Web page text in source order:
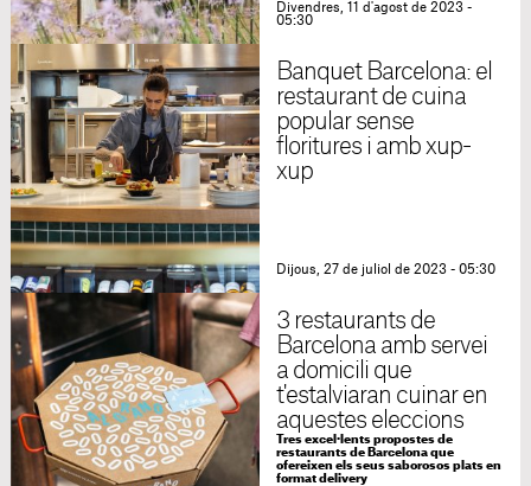
Divendres, 11 d'agost de 2023 -
05:30
Banquet Barcelona: el
restaurant de cuina
popular sense
floritures i amb xup-
xup
Dijous, 27 de juliol de 2023 - 05:30
3 restaurants de
Barcelona amb servei
a domicili que
t'estalviaran cuinar en
aquestes eleccions
Tres excel·lents propostes de
restaurants de Barcelona que
ofereixen els seus saborosos plats en
format delivery